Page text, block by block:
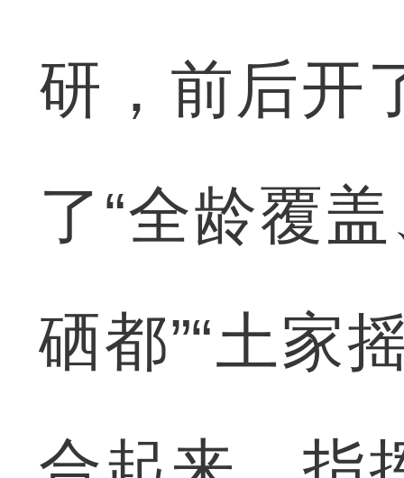
研，前后开
了“全龄覆
硒都”“土家